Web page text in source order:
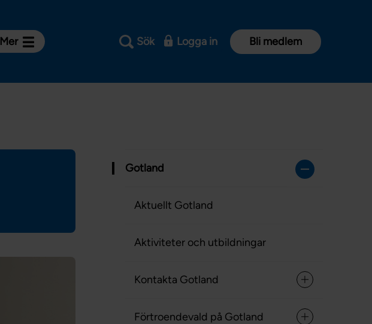
Mer Sök Logga in Bli medlem
Gotland
Aktuellt Gotland
Aktiviteter och utbildningar
Kontakta Gotland
Förtroendevald på Gotland